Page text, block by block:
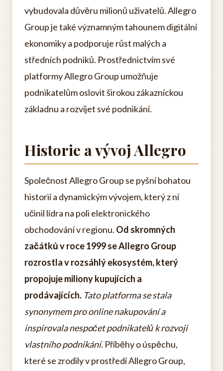
vybudovala důvěru milionů uživatelů. Allegro
Group je také významným tahounem digitální
ekonomiky a podporuje růst malých a
středních podniků. Prostřednictvím své
platformy Allegro Group umožňuje
podnikatelům oslovit širokou zákazníckou
základnu a rozvíjet své podnikání.
Historie a vývoj Allegro
Společnost Allegro Group se pyšní bohatou
historií a dynamickým vývojem, který z ní
učinil lídra na poli elektronického
obchodování v regionu. Od skromných
začátků v roce 1999 se Allegro Group
rozrostla v rozsáhlý ekosystém, který
propojuje miliony kupujících a
prodávajících. Tato platforma se stala
synonymem pro online nakupování a
inspirovala nespočet podnikatelů k rozvoji
vlastního podnikání. Příběhy o úspěchu,
které se zrodily v prostředí Allegro Group,